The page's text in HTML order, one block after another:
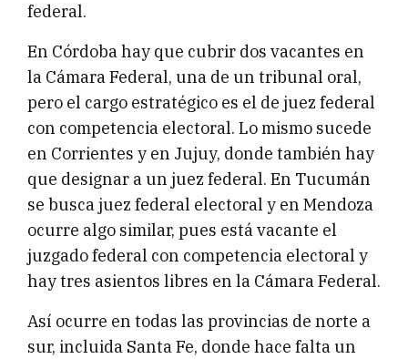
federal.
En Córdoba hay que cubrir dos vacantes en
la Cámara Federal, una de un tribunal oral,
pero el cargo estratégico es el de juez federal
con competencia electoral. Lo mismo sucede
en Corrientes y en Jujuy, donde también hay
que designar a un juez federal. En Tucumán
se busca juez federal electoral y en Mendoza
ocurre algo similar, pues está vacante el
juzgado federal con competencia electoral y
hay tres asientos libres en la Cámara Federal.
Así ocurre en todas las provincias de norte a
sur, incluida Santa Fe, donde hace falta un